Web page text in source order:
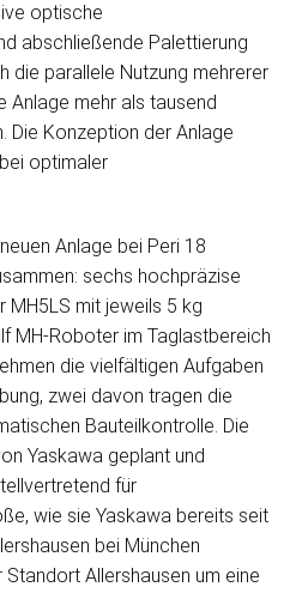
optische
abschließende Palettierung
die parallele Nutzung mehrerer
Anlage mehr als tausend
Die Konzeption der Anlage
optimaler
Anlage bei Peri 18
sechs hochpräzise
mit jeweils 5 kg
MH-Roboter im Taglastbereich
die vielfältigen Aufgaben
zwei davon tragen die
Bauteilkontrolle. Die
Yaskawa geplant und
für
wie sie Yaskawa bereits seit
bei München
Allershausen um eine